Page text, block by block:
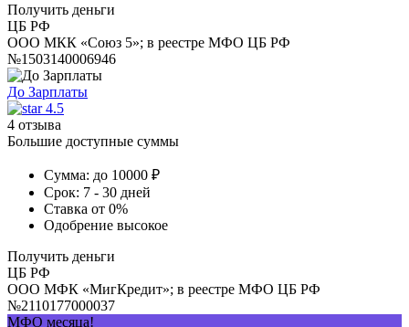
Получить деньги
ЦБ РФ
ООО МКК «Союз 5»; в реестре МФО ЦБ РФ
№1503140006946
До Зарплаты
4.5
4 отзыва
Большие доступные суммы
Сумма: до 10000 ₽
Срок: 7 - 30 дней
Ставка от 0%
Одобрение высокое
Получить деньги
ЦБ РФ
ООО МФК «МигКредит»; в реестре МФО ЦБ РФ
№2110177000037
МФО месяца!